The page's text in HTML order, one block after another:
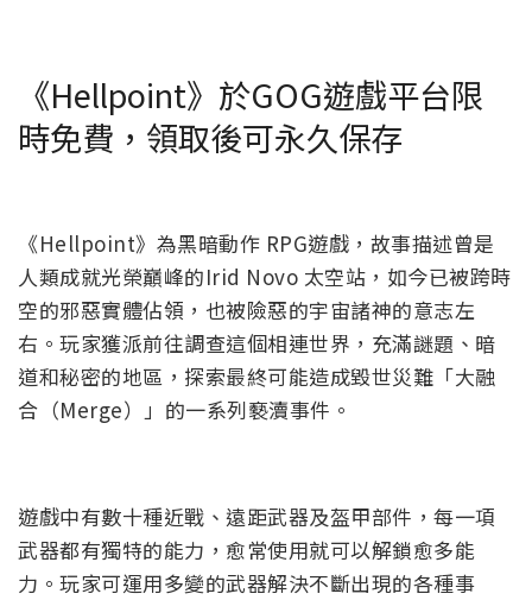
《Hellpoint》於GOG遊戲平台限
時免費，領取後可永久保存
《Hellpoint》為黑暗動作 RPG遊戲，故事描述曾是
人類成就光榮巔峰的Irid Novo 太空站，如今已被跨時
空的邪惡實體佔領，也被險惡的宇宙諸神的意志左
右。玩家獲派前往調查這個相連世界，充滿謎題、暗
道和秘密的地區，探索最終可能造成毀世災難「大融
合（Merge）」的一系列褻瀆事件。
遊戲中有數十種近戰、遠距武器及盔甲部件，每一項
武器都有獨特的能力，愈常使用就可以解鎖愈多能
力。玩家可運用多變的武器解決不斷出現的各種事